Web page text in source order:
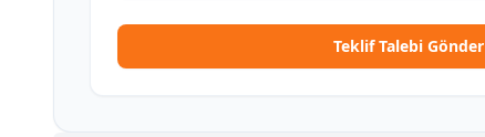
Teklif Talebi Gönder